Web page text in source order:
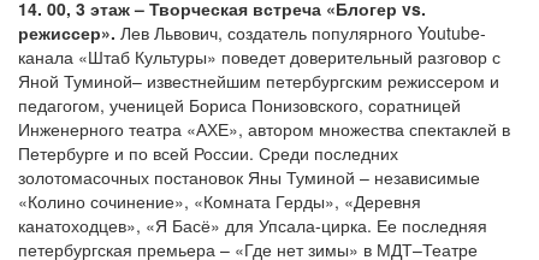
14. 00, 3 этаж – Творческая встреча «Блогер vs.
режиссер». Лев Львович, создатель популярного Youtube-
канала «Штаб Культуры» поведет доверительный разговор с
Яной Туминой– известнейшим петербургским режиссером и
педагогом, ученицей Бориса Понизовского, соратницей
Инженерного театра «АХЕ», автором множества спектаклей в
Петербурге и по всей России. Среди последних
золотомасочных постановок Яны Туминой – независимые
«Колино сочинение», «Комната Герды», «Деревня
канатоходцев», «Я Басё» для Упсала-цирка. Ее последняя
петербургская премьера – «Где нет зимы» в МДТ–Театре